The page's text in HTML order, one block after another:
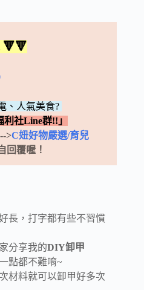
🔻🔻
、人氣美食?
社Line群!!」
>C妞好物嚴選/育兒
回覆喔！
長，打字都有些不習慣
分享我的DIY卸甲
點都不難唷~
材料就可以卸甲好多次